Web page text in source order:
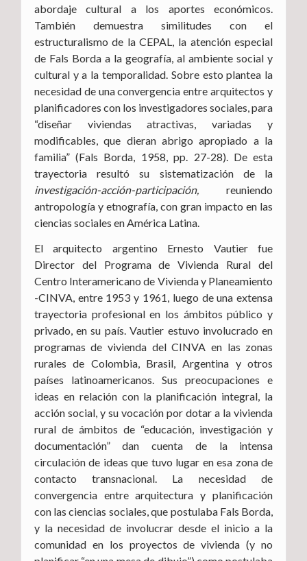
abordaje cultural a los aportes económicos.
También demuestra similitudes con el
estructuralismo de la CEPAL, la atención especial
de Fals Borda a la geografía, al ambiente social y
cultural y a la temporalidad. Sobre esto plantea la
necesidad de una convergencia entre arquitectos y
planificadores con los investigadores sociales, para
“diseñar viviendas atractivas, variadas y
modificables, que dieran abrigo apropiado a la
familia” (Fals Borda, 1958, pp. 27-28). De esta
trayectoria resultó su sistematización de la
investigación-acción-participación,reuniendo
antropología y etnografía, con gran impacto en las
ciencias sociales en América Latina.
El arquitecto argentino Ernesto Vautier fue
Director del Programa de Vivienda Rural del
Centro Interamericano de Vivienda y Planeamiento
-CINVA, entre 1953 y 1961, luego de una extensa
trayectoria profesional en los ámbitos público y
privado, en su país. Vautier estuvo involucrado en
programas de vivienda del CINVA en las zonas
rurales de Colombia, Brasil, Argentina y otros
países latinoamericanos. Sus preocupaciones e
ideas en relación con la planificación integral, la
acción social, y su vocación por dotar a la vivienda
rural de ámbitos de “educación, investigación y
documentación” dan cuenta de la intensa
circulación de ideas que tuvo lugar en esa zona de
contacto transnacional. La necesidad de
convergencia entre arquitectura y planificación
con las ciencias sociales, que postulaba Fals Borda,
y la necesidad de involucrar desde el inicio a la
comunidad en los proyectos de vivienda (y no